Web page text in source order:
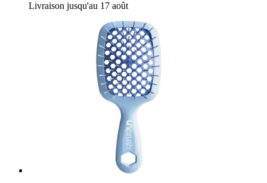
Livraison jusqu'au 17 août